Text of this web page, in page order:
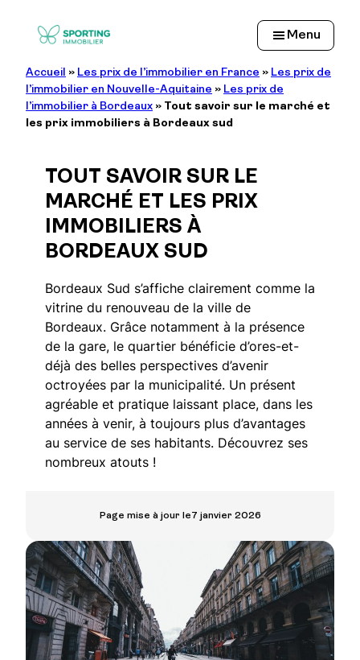
Menu
Accueil » Les prix de l’immobilier en France » Les prix de
l’immobilier en Nouvelle-Aquitaine » Les prix de
l’immobilier à Bordeaux » Tout savoir sur le marché et
les prix immobiliers à Bordeaux sud
TOUT SAVOIR SUR LE
MARCHÉ ET LES PRIX
IMMOBILIERS À
BORDEAUX SUD
Bordeaux Sud s’affiche clairement comme la
vitrine du renouveau de la ville de
Bordeaux. Grâce notamment à la présence
de la gare, le quartier bénéficie d’ores-et-
déjà des belles perspectives d’avenir
octroyées par la municipalité. Un présent
agréable et pratique laissant place, dans les
années à venir, à toujours plus d’avantages
au service de ses habitants. Découvrez ses
nombreux atouts !
Page mise à jour le7 janvier 2026